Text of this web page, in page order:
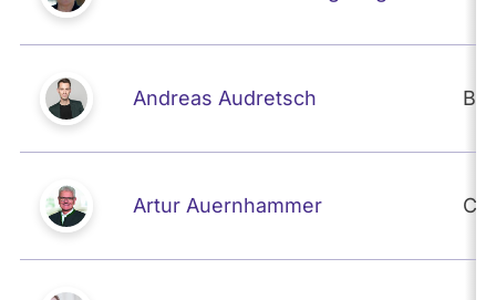
Andreas Audretsch
Artur Auernhammer